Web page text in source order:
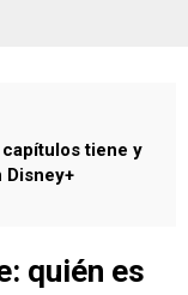
tiene y
Disney+
quién es